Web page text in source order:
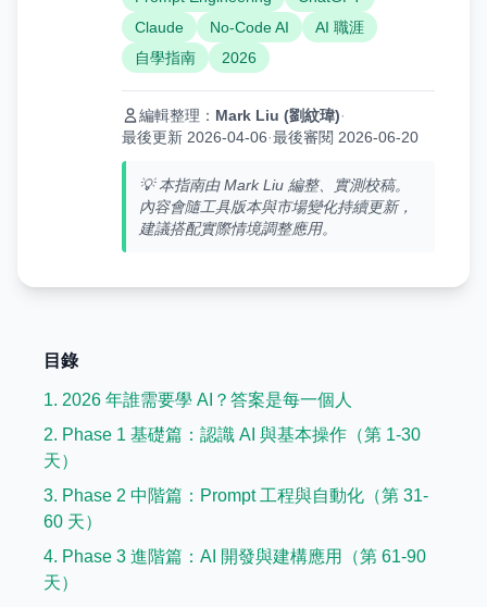
Claude
No-Code AI
AI 職涯
自學指南
2026
編輯整理： Mark Liu (劉紋瑋)·
最後更新 2026-04-06·最後審閱 2026-06-20
💡 本指南由 Mark Liu 編整、實測校稿。
內容會隨工具版本與市場變化持續更新，
建議搭配實際情境調整應用。
目錄
1. 2026 年誰需要學 AI？答案是每一個人
2. Phase 1 基礎篇：認識 AI 與基本操作（第 1-30
天）
3. Phase 2 中階篇：Prompt 工程與自動化（第 31-
60 天）
4. Phase 3 進階篇：AI 開發與建構應用（第 61-90
天）